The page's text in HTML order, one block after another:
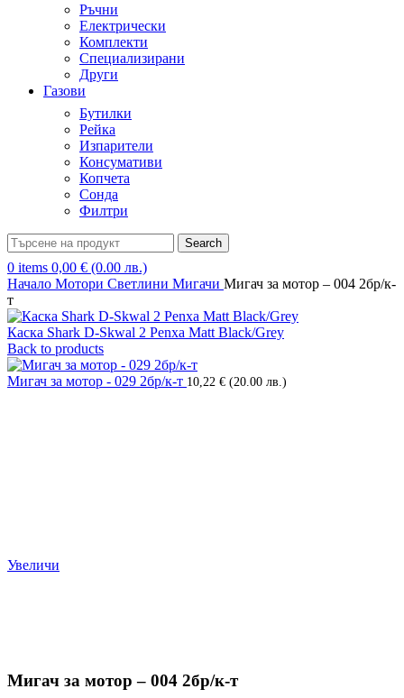
Ръчни
Електрически
Комплекти
Специализирани
Други
Газови
Бутилки
Рейка
Изпарители
Консумативи
Копчета
Сонда
Филтри
Search
0 items 0,00 € (0.00 лв.)
Начало Мотори Светлини Мигачи Мигач за мотор – 004 2бр/к-
т
Каска Shark D-Skwal 2 Penxa Matt Black/Grey
Back to products
Мигач за мотор - 029 2бр/к-т 10,22 € (20.00 лв.)
Увеличи
Мигач за мотор – 004 2бр/к-т